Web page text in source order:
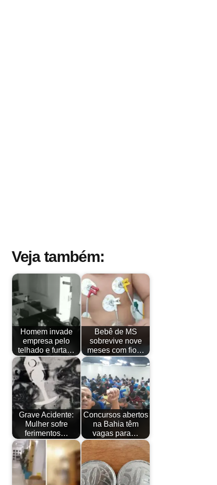
Veja também:
Homem invade
empresa pelo
telhado e furta…
Bebê de MS
sobrevive nove
meses com fio…
Grave Acidente:
Mulher sofre
ferimentos…
Concursos abertos
na Bahia têm
vagas para…